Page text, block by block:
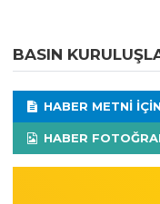
BASIN
HABER METNI
HABER